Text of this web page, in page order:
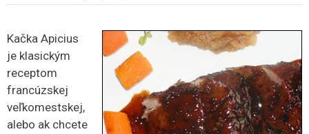
Kačka Apicius
je klasickým
receptom
francúzskej
veľkomestskej,
alebo ak chcete